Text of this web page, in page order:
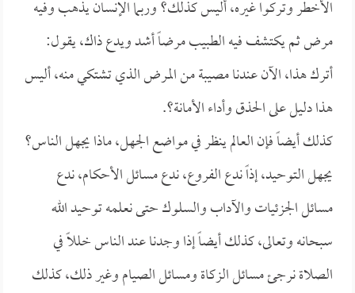
الأخطر وتركوا غيره، أليس كذلك؟ وربما الإنسان يذهب وفيه
مرض ثم يكتشف فيه الطبيب مرضاً أشد ويدع ذاك، يقول:
أترك هذا، الآن عندنا مصيبة من المرض الذي تشتكي منه، أليس
هذا دليل على الحذق وأداء الأمانة؟.
كذلك أيضاً فإن العالم ينظر في مواضع الجهل، ماذا يجهل الناس؟
يجهل التوحيد، إذاً ندع الفروع، ندع مسائل الأحكام، ندع
مسائل الجزئيات والآداب والسلوك حتى نعلمه توحيد الله
سبحانه وتعالى، كذلك أيضاً إذا وجدنا عند الناس خللاً في
الصلاة نرجئ مسائل الزكاة ومسائل الصيام وغير ذلك، كذلك